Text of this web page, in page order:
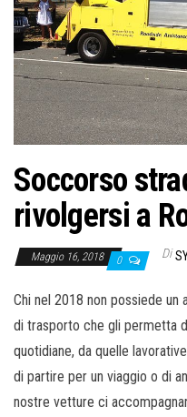
Soccorso
rivolgersi a
Maggio 16, 2018 0 Di
Chi nel 2018 non possiede
di trasporto che gli permetta
quotidiane, da quelle
di partire per un viaggio o di
nostre vetture ci